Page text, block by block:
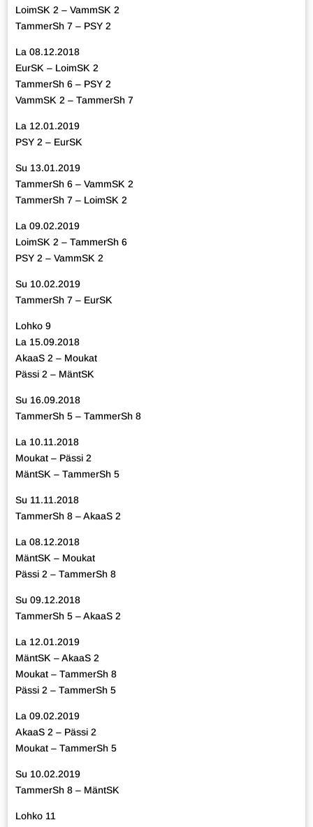
LoimSK 2 – VammSK 2
TammerSh 7 – PSY 2
La 08.12.2018
EurSK – LoimSK 2
TammerSh 6 – PSY 2
VammSK 2 – TammerSh 7
La 12.01.2019
PSY 2 – EurSK
Su 13.01.2019
TammerSh 6 – VammSK 2
TammerSh 7 – LoimSK 2
La 09.02.2019
LoimSK 2 – TammerSh 6
PSY 2 – VammSK 2
Su 10.02.2019
TammerSh 7 – EurSK
Lohko 9
La 15.09.2018
AkaaS 2 – Moukat
Pässi 2 – MäntSK
Su 16.09.2018
TammerSh 5 – TammerSh 8
La 10.11.2018
Moukat – Pässi 2
MäntSK – TammerSh 5
Su 11.11.2018
TammerSh 8 – AkaaS 2
La 08.12.2018
MäntSK – Moukat
Pässi 2 – TammerSh 8
Su 09.12.2018
TammerSh 5 – AkaaS 2
La 12.01.2019
MäntSK – AkaaS 2
Moukat – TammerSh 8
Pässi 2 – TammerSh 5
La 09.02.2019
AkaaS 2 – Pässi 2
Moukat – TammerSh 5
Su 10.02.2019
TammerSh 8 – MäntSK
Lohko 11